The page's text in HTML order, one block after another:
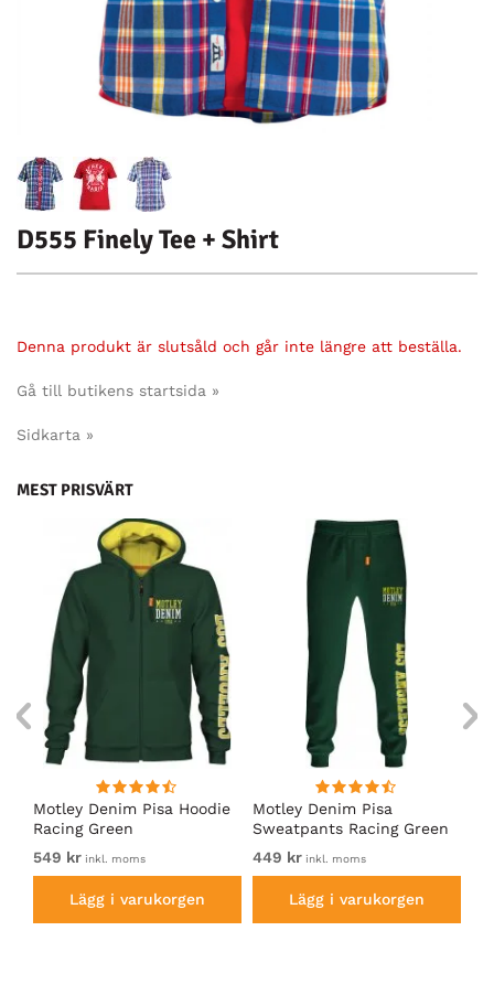
D555 Finely Tee + Shirt
Denna produkt är slutsåld och går inte längre att beställa.
Gå till butikens startsida »
Sidkarta »
MEST PRISVÄRT
Motley Denim Pisa Hoodie
Racing Green
549 kr inkl. moms
Lägg i varukorgen
Motley Denim Pisa
Sweatpants Racing Green
449 kr inkl. moms
Lägg i varukorgen